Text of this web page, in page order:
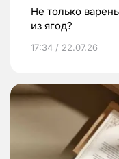
Не только
из ягод?
17:34 / 22.07.26